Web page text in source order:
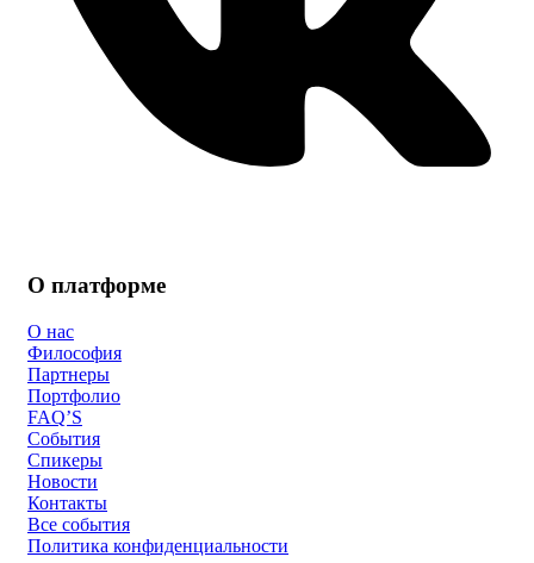
О платформе
О нас
Философия
Партнеры
Портфолио
FAQ’S
События
Спикеры
Новости
Контакты
Все события
Политика конфиденциальности